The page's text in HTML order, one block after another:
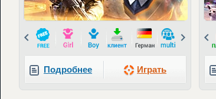
Prev
Подробнее Играть